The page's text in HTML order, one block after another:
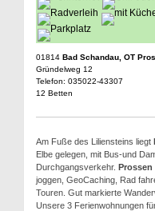
01814 Bad Schandau, OT
Gründelweg 12
Telefon: 035022-43307
12 Betten
Am Fuße des Liliensteins liegt
Elbe gelegen, mit Bus-und
Durchgangsverkehr. Prossen
joggen, GeoCaching, Rad
Touren. Gut markierte
Unsere 3 Ferienwohnungen